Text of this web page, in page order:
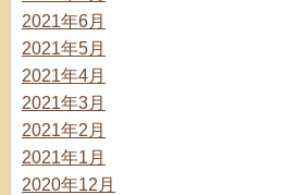
2021年6月
2021年5月
2021年4月
2021年3月
2021年2月
2021年1月
2020年12月